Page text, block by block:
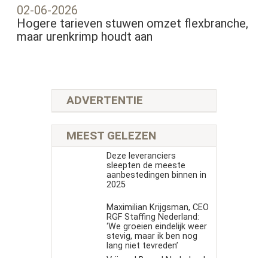
02-06-2026
Hogere tarieven stuwen omzet flexbranche,
maar urenkrimp houdt aan
ADVERTENTIE
MEEST GELEZEN
Deze leveranciers
sleepten de meeste
aanbestedingen binnen in
2025
Maximilian Krijgsman, CEO
RGF Staffing Nederland:
‘We groeien eindelijk weer
stevig, maar ik ben nog
lang niet tevreden’